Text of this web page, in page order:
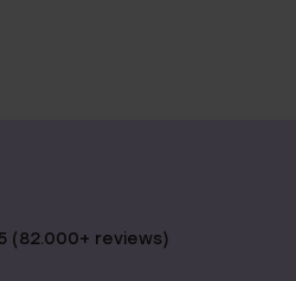
(82.000+ reviews)